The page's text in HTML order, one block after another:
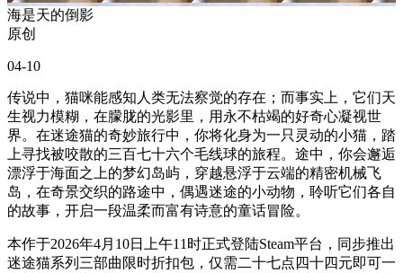
海是天的倒影
原创
04-10
传说中，猫咪能感知人类无法察觉的存在；而事实上，它们天
生视力模糊，在朦胧的光影里，用永不枯竭的好奇心凝视世
界。在迷途猫的奇妙旅行中，你将化身为一只灵动的小猫，踏
上寻找被咬散的三百七十六个毛线球的旅程。途中，你会邂逅
漂浮于海面之上的梦幻岛屿，穿越悬浮于云端的精密机械飞
岛，在奇景交织的路途中，偶遇迷途的小动物，聆听它们各自
的故事，开启一段温柔而富有诗意的童话冒险。
本作于2026年4月10日上午11时正式登陆Steam平台，同步推出
迷途猫系列三部曲限时折扣包，仅需二十七点四十四元即可一